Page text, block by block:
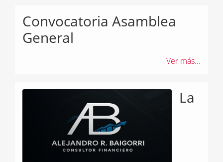
Convocatoria Asamblea
General
Ver más...
La